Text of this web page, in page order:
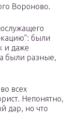
Вороново.
были
и даже
были разные,
всех
Непонятно,
дар, но что